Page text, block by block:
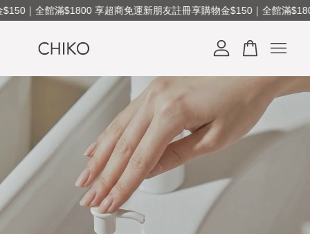
｜全館滿$1800 享超商免運新朋友註冊享購物金$150｜全館滿
繼續購物